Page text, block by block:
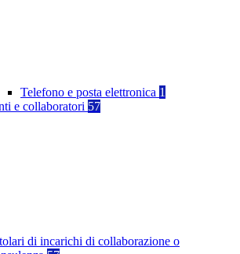
Telefono e posta elettronica 1
e collaboratori 57
di incarichi di collaborazione o